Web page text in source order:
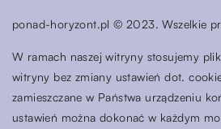
ponad-horyzont.pl © 2023. Wszelkie
W ramach naszej witryny stosujemy
witryny bez zmiany ustawień dot.
zamieszczane w Państwa urządzeniu
ustawień można dokonać w każdym